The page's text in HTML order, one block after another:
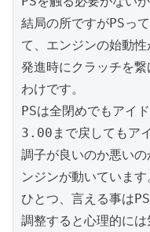
結局の所ですがPSっ
て、エンジンの始動性
発進時にクラッチを
わけです。
PSは全閉めでもアイ
3.00まで戻してもア
調子が良いのか悪い
ンジンが動いています
ひとつ、言える事は
調整すると心理的には